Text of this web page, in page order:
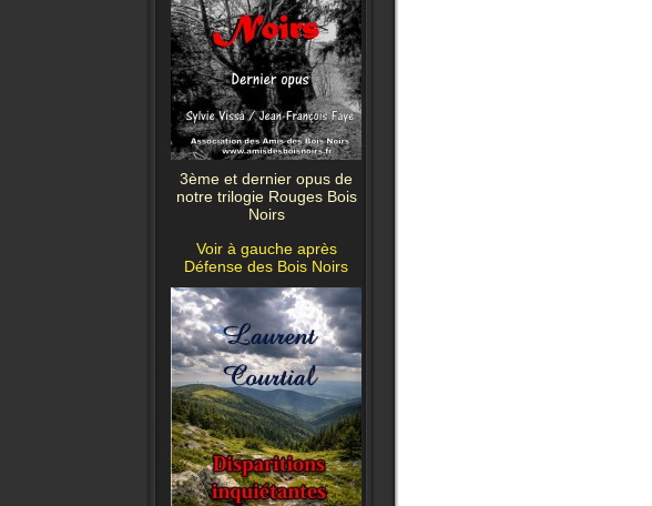
3ème et dernier opus de
notre trilogie Rouges Bois
Noirs
Voir à gauche après
Défense des Bois Noirs